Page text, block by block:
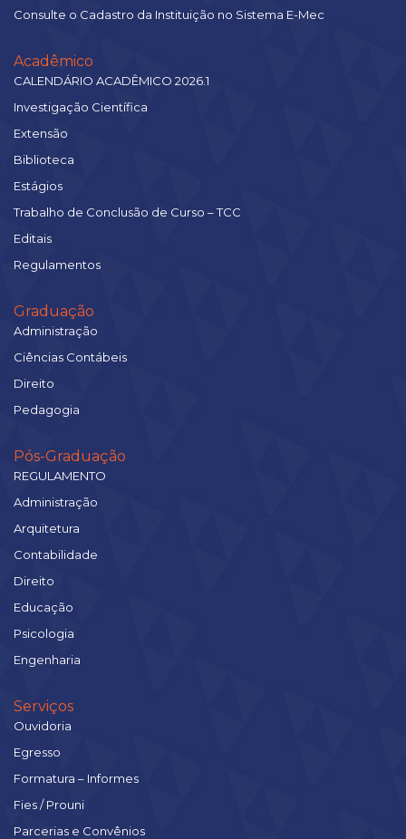
Consulte o Cadastro da Instituição no Sistema E-Mec
Acadêmico
CALENDÁRIO ACADÊMICO 2026.1
Investigação Científica
Extensão
Biblioteca
Estágios
Trabalho de Conclusão de Curso – TCC
Editais
Regulamentos
Graduação
Administração
Ciências Contábeis
Direito
Pedagogia
Pós-Graduação
REGULAMENTO
Administração
Arquitetura
Contabilidade
Direito
Educação
Psicologia
Engenharia
Serviços
Ouvidoria
Egresso
Formatura – Informes
Fies / Prouni
Parcerias e Convênios